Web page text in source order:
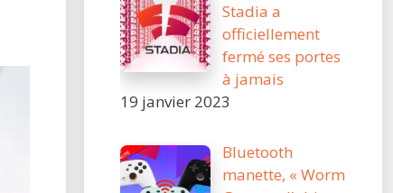
Stadia a
officiellement
fermé ses portes
à jamais
19 janvier 2023
Bluetooth
manette, « Worm